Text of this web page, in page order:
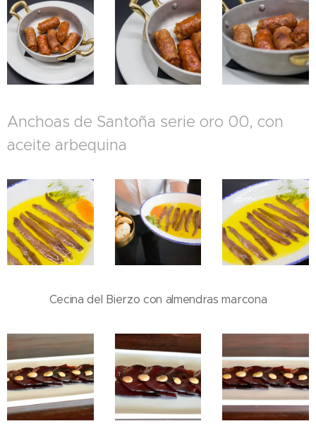
Anchoas de Santoña serie oro 00, con
aceite arbequina
Cecina del Bierzo con almendras marcona